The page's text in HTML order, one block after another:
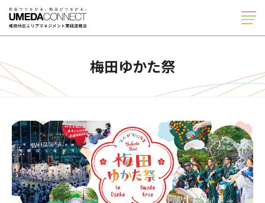
実践連絡会について
UMEDA MEETS HEART
防災スクラム
日本語 English
梅田ゆかた祭